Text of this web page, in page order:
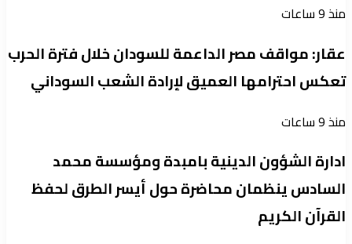
منذ 9 ساعات
عقار: مواقف مصر الداعمة للسودان خلال فترة الحرب
تعكس احترامها العميق لإرادة الشعب السوداني
منذ 9 ساعات
ادارة الشؤون الدينية بامبدة ومؤسسة محمد
السادس ينظمان محاضرة حول أيسر الطرق لحفظ
القرآن الكريم